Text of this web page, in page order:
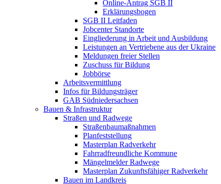
Online-Antrag SGB II
Erklärungsbogen
SGB II Leitfaden
Jobcenter Standorte
Eingliederung in Arbeit und Ausbildung
Leistungen an Vertriebene aus der Ukraine
Meldungen freier Stellen
Zuschuss für Bildung
Jobbörse
Arbeitsvermittlung
Infos für Bildungsträger
GAB Südniedersachsen
Bauen & Infrastruktur
Straßen und Radwege
Straßenbaumaßnahmen
Planfeststellung
Masterplan Radverkehr
Fahrradfreundliche Kommune
Mängelmelder Radwege
Masterplan Zukunftsfähiger Radverkehr
Bauen im Landkreis